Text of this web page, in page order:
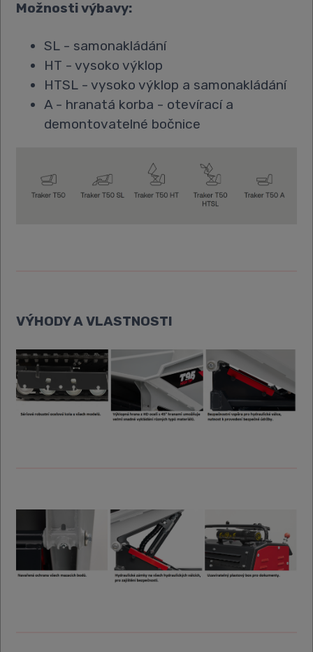
Možnosti výbavy:
SL - samonakládání
HT - vysoko výklop
HTSL - vysoko výklop a samonakládání
A - hranatá korba - otevírací a
demontovatelné bočnice
VÝHODY A VLASTNOSTI